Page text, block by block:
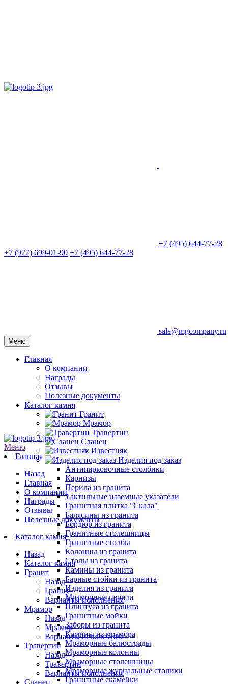
+7 (495) 644-77-28
+7 (977) 699-01-90 +7 (495) 644-77-28
sale@mgcompany.ru
Меню
Главная
О компании
Награды
Отзывы
Полезные документы
Каталог камня
Гранит
Мрамор
Травертин
Сланец
Известняк
Изделия под заказ
Антипарковочные столбики
Карнизы
Перила из гранита
Тактильные наземные указатели
Гранитная плитка "Скала"
Балясины из гранита
Бордюр из гранита
Гранитные столешницы
Гранитные столбы
Колонны из гранита
Столы из гранита
Камины из гранита
Барные стойки из гранита
Изделия из гранита
Мраморные перила
Плинтуса из гранита
Гранитные мойки
Заборы из гранита
Камины из мрамора
Мраморные балюстрады
Мраморные колонны
Мраморные столешницы
Мраморные журнальные столики
Гранитные скамейки
Меню
Главная
Назад
Главная
О компании
Награды
Отзывы
Полезные документы
Каталог камня
Назад
Каталог камня
Гранит
Назад
Гранит
Варианты исполнения
Мрамор
Назад
Мрамор
Варианты исполнения
Травертин
Назад
Травертин
Варианты исполнения
Сланец